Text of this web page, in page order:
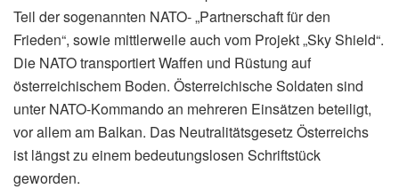
Teil der sogenannten NATO- „Partnerschaft für den
Frieden“, sowie mittlerweile auch vom Projekt „Sky Shield“.
Die NATO transportiert Waffen und Rüstung auf
österreichischem Boden. Österreichische Soldaten sind
unter NATO-Kommando an mehreren Einsätzen beteiligt,
vor allem am Balkan. Das Neutralitätsgesetz Österreichs
ist längst zu einem bedeutungslosen Schriftstück
geworden.